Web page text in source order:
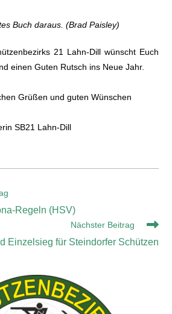
Buch daraus. (Brad Paisley)
21 Lahn-Dill wünscht Euch
einen Guten Rutsch ins Neue Jahr.
Grüßen und guten Wünschen
SB21 Lahn-Dill
Regeln (HSV)
Nächster Beitrag
Einzelsieg für Steindorfer Schützen